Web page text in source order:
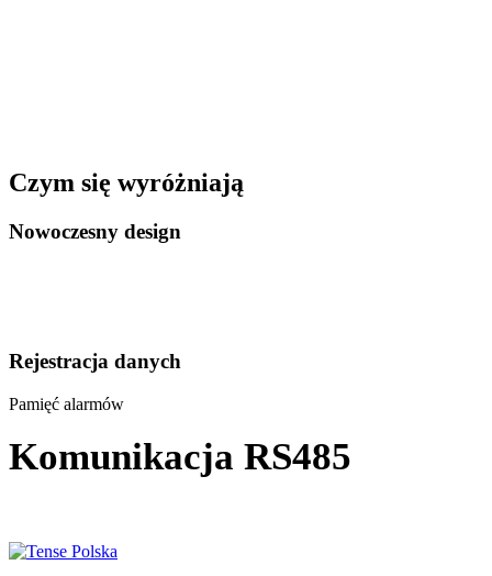
Czym się wyróżniają
Nowoczesny design
Rejestracja danych
Pamięć alarmów
Komunikacja RS485